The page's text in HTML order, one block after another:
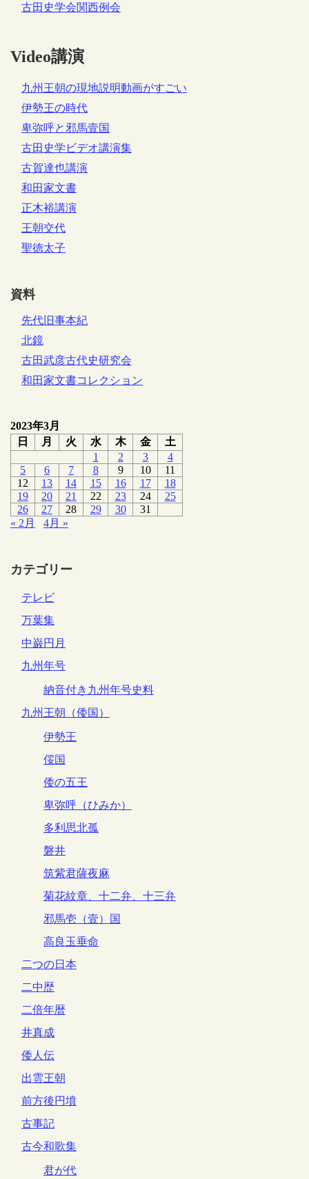
古田史学会関西例会
Video講演
九州王朝の現地説明動画がすごい
伊勢王の時代
卑弥呼と邪馬壹国
古田史学ビデオ講演集
古賀達也講演
和田家文書
正木裕講演
王朝交代
聖徳太子
資料
先代旧事本紀
北鏡
古田武彦古代史研究会
和田家文書コレクション
2023年3月
日
月 火 水 木 金
土
1
2 3
4
5
6 7 8 9 10
11
12
13 14 15 16 17
18
19
20 21 22 23 24
25
26
27 28 29 30
31
« 2月
4月 »
カテゴリー
テレビ
万葉集
中巌円月
九州年号
納音付き九州年号史料
九州王朝（倭国）
伊勢王
俀国
倭の五王
卑弥呼（ひみか）
多利思北孤
磐井
筑紫君薩夜麻
菊花紋章、十二弁、十三弁
邪馬壱（壹）国
高良玉垂命
二つの日本
二中歴
二倍年暦
井真成
倭人伝
出雲王朝
前方後円墳
古事記
古今和歌集
君が代